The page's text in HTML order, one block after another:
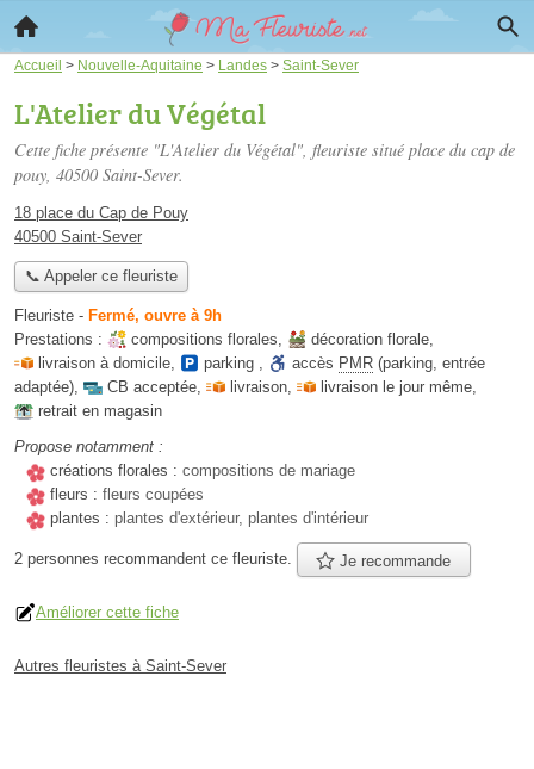
Accueil > Nouvelle-Aquitaine > Landes > Saint-Sever
L'Atelier du Végétal
Cette fiche présente "L'Atelier du Végétal", fleuriste situé place du cap de
pouy, 40500 Saint-Sever.
18 place du Cap de Pouy
40500 Saint-Sever
📞 Appeler ce fleuriste
Fleuriste - Fermé, ouvre à 9h
Prestations :
compositions florales, décoration florale,
livraison à domicile, parking , accès PMR (parking, entrée
adaptée), CB acceptée, livraison, livraison le jour même,
retrait en magasin
Propose notamment :
créations florales : compositions de mariage
fleurs : fleurs coupées
plantes : plantes d'extérieur, plantes d'intérieur
2 personnes recommandent ce fleuriste. Je recommande
Améliorer cette fiche
Autres fleuristes à Saint-Sever